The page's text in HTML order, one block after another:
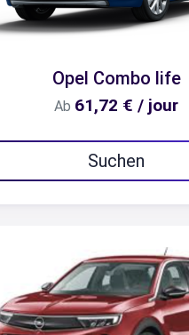
Opel Combo life
Ab 61,72 € / jour
Suchen